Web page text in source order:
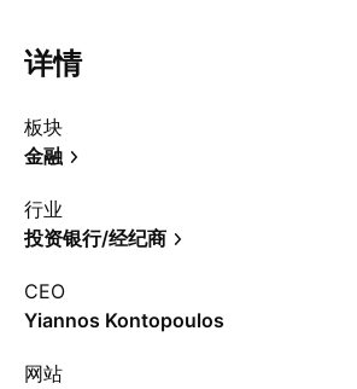
详情
板块
金融
行业
投资银行/经纪商
CEO
Yiannos Kontopoulos
网站